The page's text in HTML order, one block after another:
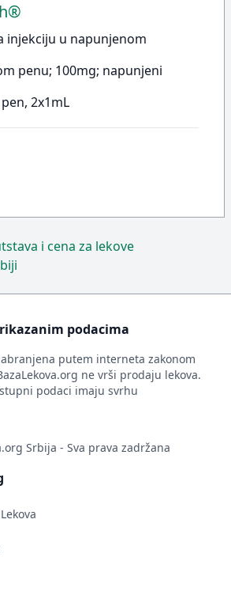
injekciju u napunjenom
penu; 100mg; napunjeni
2x1mL
i cena za lekove
podacima
putem interneta zakonom
ne vrši prodaju lekova.
podaci imaju svrhu
Srbija - Sva prava zadržana